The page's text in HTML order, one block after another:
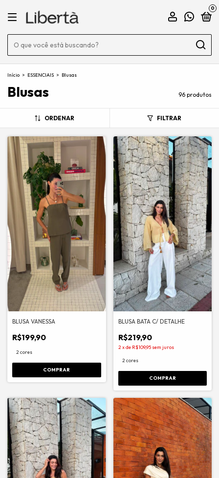
0
Início > ESSENCIAIS > Blusas
Blusas 96 produtos
ORDENAR FILTRAR
BLUSA VANESSA
R$199,90
2 cores
COMPRAR
BLUSA BATA C/ DETALHE
R$219,90
2xde R$109,95 sem juros
2 cores
COMPRAR